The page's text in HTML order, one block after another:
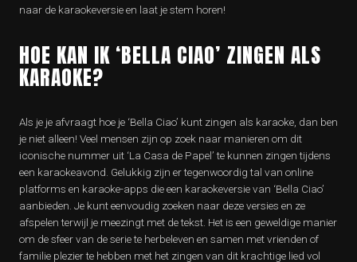
naar de karaokeversie en laat je stem horen!
HOE KAN IK ‘BELLA CIAO’ ZINGEN ALS
KARAOKE?
Als je je afvraagt hoe je ‘Bella Ciao’ kunt zingen als karaoke, dan ben
je niet alleen! Veel mensen zijn op zoek naar manieren om dit
iconische nummer uit ‘La Casa de Papel’ te kunnen zingen tijdens
een karaokeavond. Gelukkig zijn er tegenwoordig tal van online
platforms en karaoke-apps die een karaokeversie van ‘Bella Ciao’
aanbieden. Je kunt eenvoudig zoeken naar deze versies en ze
afspelen terwijl je meezingt met de tekst. Het is een geweldige manier
om de sfeer van de serie te herbeleven en samen met vrienden of
familie plezier te hebben met het zingen van dit krachtige lied vol